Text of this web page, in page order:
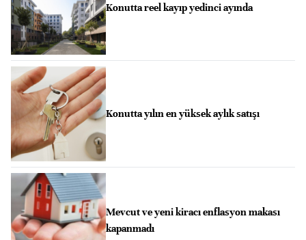
Konutta reel kayıp yedinci ayında
Konutta yılın en yüksek aylık satışı
Mevcut ve yeni kiracı enflasyon makası
kapanmadı